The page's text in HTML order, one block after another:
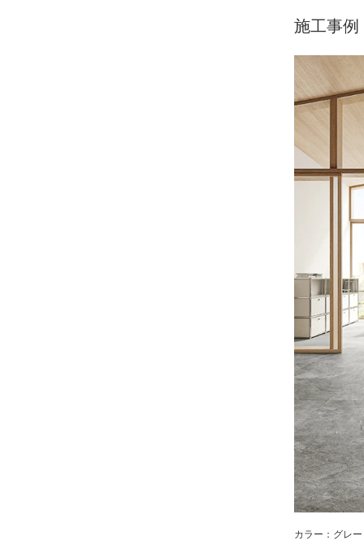
施工事例
カラー：グレー